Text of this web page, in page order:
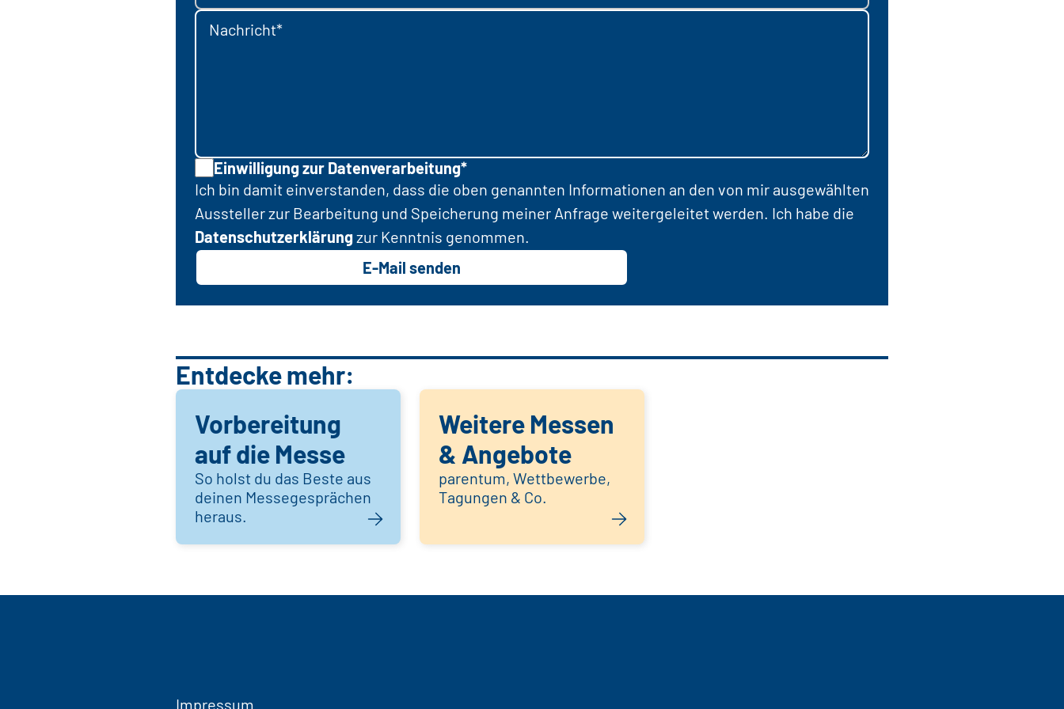
Nachricht*
Einwilligung zur Datenverarbeitung*
Ich bin damit einverstanden, dass die oben genannten Informationen an den von mir ausgewählten
Aussteller zur Bearbeitung und Speicherung meiner Anfrage weitergeleitet werden. Ich habe die
Datenschutzerklärungzur Kenntnis genommen.
E-Mail senden
Entdecke mehr:
Vorbereitung
auf die Messe
So holst du das Beste aus
deinen Messegesprächen
heraus.
Weitere Messen
& Angebote
parentum, Wettbewerbe,
Tagungen & Co.
Impressum